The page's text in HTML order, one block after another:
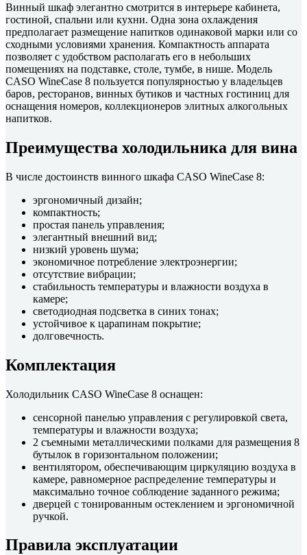
Винный шкаф элегантно смотрится в интерьере кабинета,
гостиной, спальни или кухни. Одна зона охлаждения
предполагает размещение напитков одинаковой марки или со
сходными условиями хранения. Компактность аппарата
позволяет с удобством располагать его в небольших
помещениях на подставке, столе, тумбе, в нише. Модель
CASO WineCase 8 пользуется популярностью у владельцев
баров, ресторанов, винных бутиков и частных гостиниц для
оснащения номеров, коллекционеров элитных алкогольных
напитков.
Преимущества холодильника для вина
В числе достоинств винного шкафа CASO WineCase 8:
эргономичный дизайн;
компактность;
простая панель управления;
элегантный внешний вид;
низкий уровень шума;
экономичное потребление электроэнергии;
отсутствие вибрации;
стабильность температуры и влажности воздуха в
камере;
светодиодная подсветка в синих тонах;
устойчивое к царапинам покрытие;
долговечность.
Комплектация
Холодильник CASO WineCase 8 оснащен:
сенсорной панелью управления с регулировкой света,
температуры и влажности воздуха;
2 съемными металлическими полками для размещения 8
бутылок в горизонтальном положении;
вентилятором, обеспечивающим циркуляцию воздуха в
камере, равномерное распределение температуры и
максимально точное соблюдение заданного режима;
дверцей с тонированным остеклением и эргономичной
ручкой.
Правила эксплуатации